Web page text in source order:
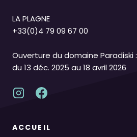
LA PLAGNE
+33(0)4 79 09 67 00
Ouverture du domaine Paradiski :
du 13 déc. 2025 au 18 avril 2026
ACCUEIL